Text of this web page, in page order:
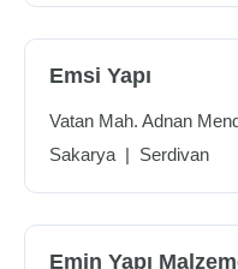
Emsi Yapı
Vatan Mah. Adnan
Sakarya | Serdivan
Emin Yapı